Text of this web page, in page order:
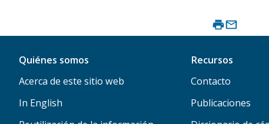
Quiénes somos
Acerca de este sitio web
In English
Recursos
Contacto
Publicaciones